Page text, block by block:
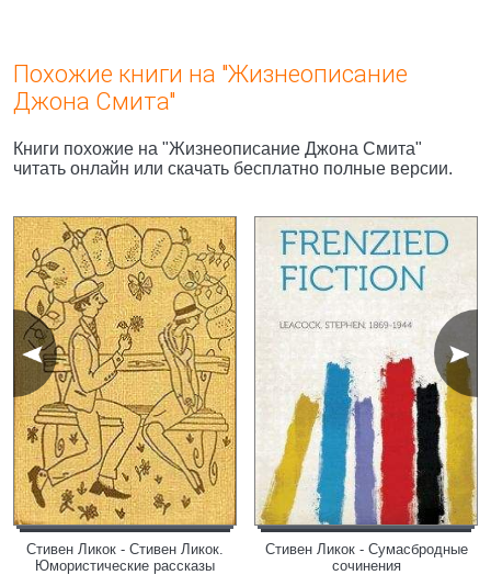
Похожие книги на "Жизнеописание
Джона Смита"
Книги похожие на "Жизнеописание Джона Смита"
читать онлайн или скачать бесплатно полные версии.
Стивен Ликок - Стивен Ликок.
Юмористические рассказы
Стивен Ликок - Сумасбродные
сочинения